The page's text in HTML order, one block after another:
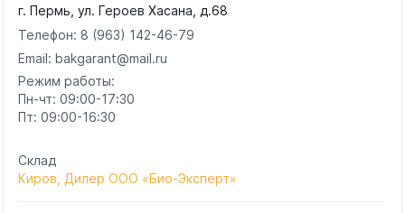
г. Пермь, ул. Героев Хасана, д.68
Телефон: 8 (963) 142-46-79
Email: bakgarant@mail.ru
Режим работы:
Пн-чт: 09:00-17:30
Пт: 09:00-16:30
Склад
Киров, Дилер ООО «Био-Эксперт»